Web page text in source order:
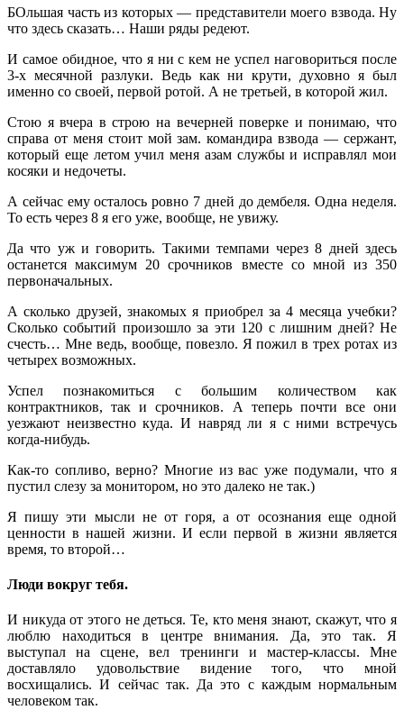
БОльшая часть из которых — представители моего взвода. Ну
что здесь сказать… Наши ряды редеют.
И самое обидное, что я ни с кем не успел наговориться после
3-х месячной разлуки. Ведь как ни крути, духовно я был
именно со своей, первой ротой. А не третьей, в которой жил.
Стою я вчера в строю на вечерней поверке и понимаю, что
справа от меня стоит мой зам. командира взвода — сержант,
который еще летом учил меня азам службы и исправлял мои
косяки и недочеты.
А сейчас ему осталось ровно 7 дней до дембеля. Одна неделя.
То есть через 8 я его уже, вообще, не увижу.
Да что уж и говорить. Такими темпами через 8 дней здесь
останется максимум 20 срочников вместе со мной из 350
первоначальных.
А сколько друзей, знакомых я приобрел за 4 месяца учебки?
Сколько событий произошло за эти 120 с лишним дней? Не
счесть… Мне ведь, вообще, повезло. Я пожил в трех ротах из
четырех возможных.
Успел познакомиться с большим количеством как
контрактников, так и срочников. А теперь почти все они
уезжают неизвестно куда. И навряд ли я с ними встречусь
когда-нибудь.
Как-то сопливо, верно? Многие из вас уже подумали, что я
пустил слезу за монитором, но это далеко не так.)
Я пишу эти мысли не от горя, а от осознания еще одной
ценности в нашей жизни. И если первой в жизни является
время, то второй…
Люди вокруг тебя.
И никуда от этого не деться. Те, кто меня знают, скажут, что я
люблю находиться в центре внимания. Да, это так. Я
выступал на сцене, вел тренинги и мастер-классы. Мне
доставляло удовольствие видение того, что мной
восхищались. И сейчас так. Да это с каждым нормальным
человеком так.